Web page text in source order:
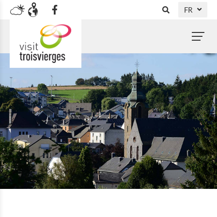
FR
NL
EN